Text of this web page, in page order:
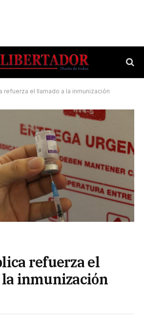
refuerza el llamado a la inmunización
refuerza el
inmunización